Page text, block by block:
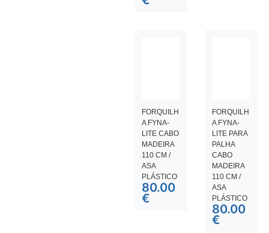
FORQUILH
A FYNA-
LITE CABO
MADEIRA
110 CM /
ASA
PLÁSTICO
80.00
€
FORQUILH
A FYNA-
LITE PARA
PALHA
CABO
MADEIRA
110 CM /
ASA
PLÁSTICO
80.00
€